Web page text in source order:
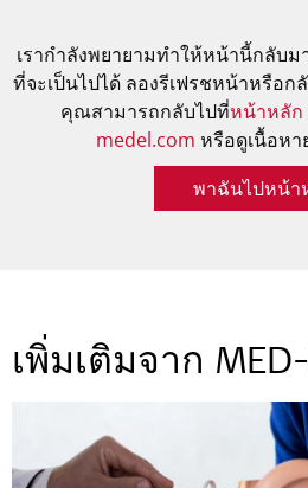
เรากำลังพยายามทำให้หน้านี้กลับม
ที่จะเป็นไปได้ ลองรีเฟรชหน้าหรือ
คุณสามารถกลับไปที่หน้าหลัก
medel.com หรือดูเนื้อหา
พาฉันไปหน้า
เพิ่มเติมจาก